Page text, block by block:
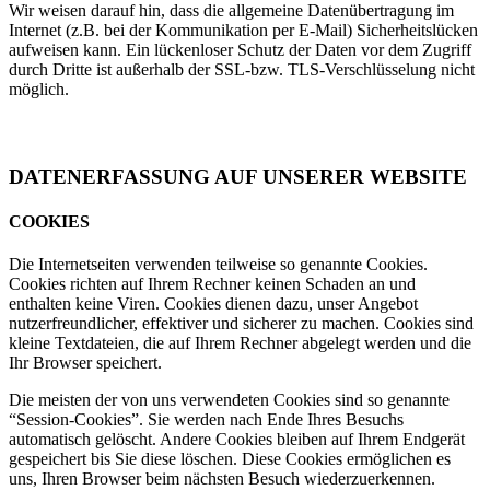
Wir weisen darauf hin, dass die allgemeine Datenübertragung im
Internet (z.B. bei der Kommunikation per E-Mail) Sicherheitslücken
aufweisen kann. Ein lückenloser Schutz der Daten vor dem Zugriff
durch Dritte ist außerhalb der SSL-bzw. TLS-Verschlüsselung nicht
möglich.
DATENERFASSUNG AUF UNSERER WEBSITE
COOKIES
Die Internetseiten verwenden teilweise so genannte Cookies.
Cookies richten auf Ihrem Rechner keinen Schaden an und
enthalten keine Viren. Cookies dienen dazu, unser Angebot
nutzerfreundlicher, effektiver und sicherer zu machen. Cookies sind
kleine Textdateien, die auf Ihrem Rechner abgelegt werden und die
Ihr Browser speichert.
Die meisten der von uns verwendeten Cookies sind so genannte
“Session-Cookies”. Sie werden nach Ende Ihres Besuchs
automatisch gelöscht. Andere Cookies bleiben auf Ihrem Endgerät
gespeichert bis Sie diese löschen. Diese Cookies ermöglichen es
uns, Ihren Browser beim nächsten Besuch wiederzuerkennen.